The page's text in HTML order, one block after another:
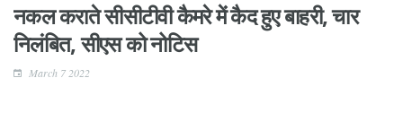
नकल कराते सीसीटीवी कैमरे में कैद हुए बाहरी, चार
निलंबित, सीएस को नोटिस
March 7 2022